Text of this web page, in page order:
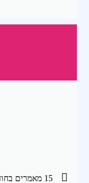
15 מאמרים בחודש